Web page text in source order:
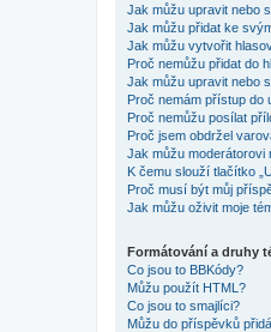
Jak můžu upravit nebo
Jak můžu přidat ke
Jak můžu vytvořit
Proč nemůžu přidat do
Jak můžu upravit nebo
Proč nemám přístup do
Proč nemůžu posílat
Proč jsem obdržel
Jak můžu moderátorovi
K čemu slouží tlačítko
Proč musí být můj
Jak můžu oživit moje
Formátování a druhy
Co jsou to BBKódy?
Můžu použít HTML?
Co jsou to smajlíci?
Můžu do příspěvků